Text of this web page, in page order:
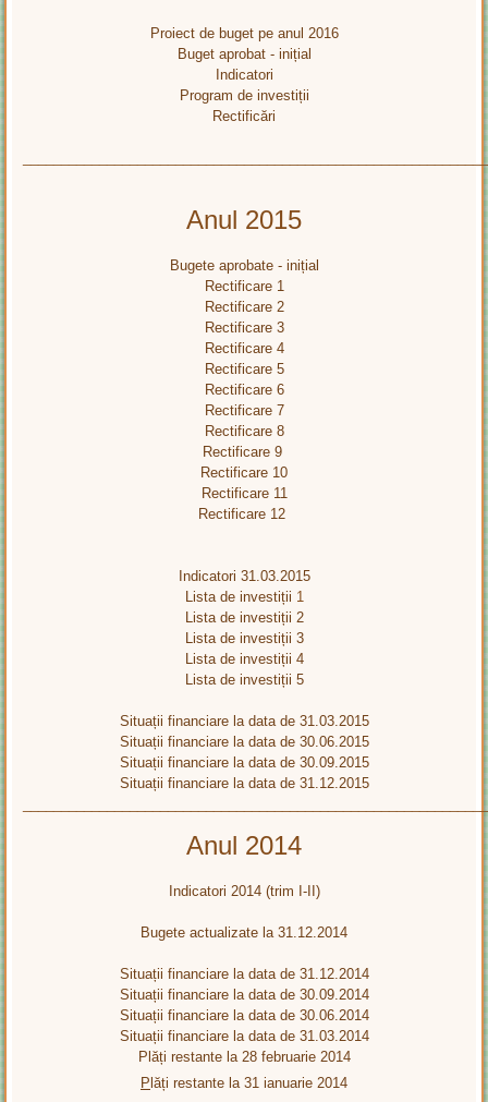
Proiect de buget pe anul 2016
Buget aprobat - inițial
Indicatori
Program de investiții
Rectificări
Anul 2015
Bugete aprobate - inițial
Rectificare 1
Rectificare 2
Rectificare 3
Rectificare 4
Rectificare 5
Rectificare 6
Rectificare 7
Rectificare 8
Rectificare 9
Rectificare 10
Rectificare 11
Rectificare 12
Indicatori 31.03.2015
Lista de investiții 1
Lista de investiții 2
Lista de investiții 3
Lista de investiții 4
Lista de investiții 5
Situații financiare la data de 31.03.2015
Situații financiare la data de 30.06.2015
Situații financiare la data de 30.09.2015
Situații financiare la data de 31.12.2015
Anul 2014
Indicatori 2014 (trim I-II)
Bugete actualizate la 31.12.2014
Situații financiare la data de 31.12.2014
Situații financiare la data de 30.09.2014
Situații financiare la data de 30.06.2014
Situații financiare la data de 31.03.2014
Plăți restante la 28 februarie 2014
Plăți restante la 31 ianuarie 2014